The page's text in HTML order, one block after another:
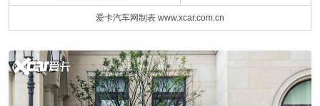
爱卡汽车网制表 www.xcar.com.cn